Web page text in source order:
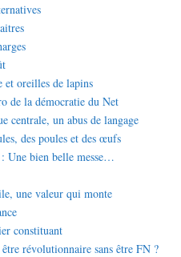
et oreilles de lapins
de la démocratie du Net
centrale, un abus de langage
des poules et des œufs
Une bien belle messe…
une valeur qui monte
constituant
révolutionnaire sans être FN ?